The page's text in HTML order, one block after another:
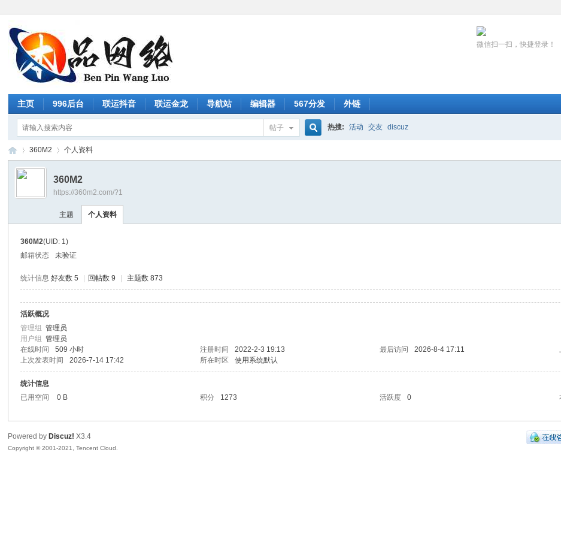
微信扫一扫，快捷登录！
主页 996后台 联运抖音 联运金龙 导航站 编辑器 567分发 外链
帖子 热搜: 活动 交友 discuz
资
›
360M2 个人资料
360M2
https://360m2.com/?1
主题 个人资料
360M2(UID: 1)
邮箱状态
未验证
统计信息 好友数 5 回帖数 9 主题数 873
活跃概况
管理组管理员
用户组管理员
在线时间
509 小时 注册时间 2022-2-3 19:13 最后访问 2026-8-4 17:11
上次发表时间
2026-7-14 17:42 所在时区 使用系统默认
统计信息
已用空间
0 B 积分 1273 活跃度 0
Powered by Discuz! X3.4
Copyright © 2001-2021, Tencent Cloud.